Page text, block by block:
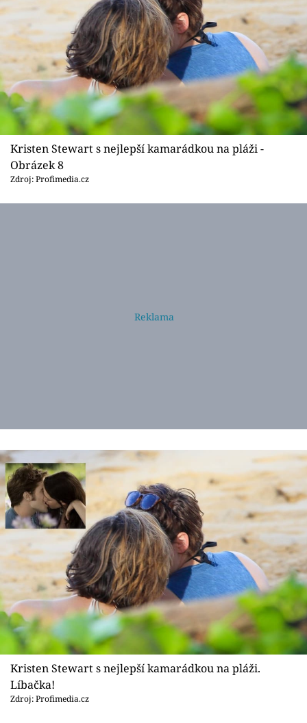
Kristen Stewart s nejlepší kamarádkou na pláži -
Obrázek 8
Zdroj: Profimedia.cz
Kristen Stewart s nejlepší kamarádkou na pláži.
Líbačka!
Zdroj: Profimedia.cz